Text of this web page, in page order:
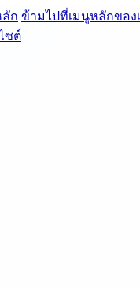
ก ข้ามไปที่เมนูหลักของ
ซต์